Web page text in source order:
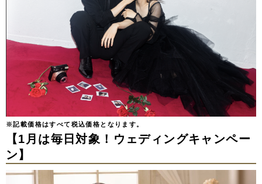
※記載価格はすべて税込価格となります。
【1月は毎日対象！ウェディングキャンペー
ン】